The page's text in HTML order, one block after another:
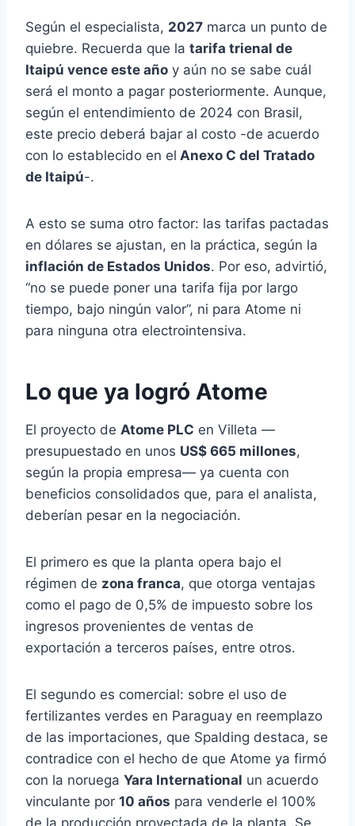
Según el especialista, 2027 marca un punto de
quiebre. Recuerda que la tarifa trienal de
Itaipú vence este año y aún no se sabe cuál
será el monto a pagar posteriormente. Aunque,
según el entendimiento de 2024 con Brasil,
este precio deberá bajar al costo -de acuerdo
con lo establecido en el Anexo C del Tratado
de Itaipú-.
A esto se suma otro factor: las tarifas pactadas
en dólares se ajustan, en la práctica, según la
inflación de Estados Unidos. Por eso, advirtió,
“no se puede poner una tarifa fija por largo
tiempo, bajo ningún valor”, ni para Atome ni
para ninguna otra electrointensiva.
Lo que ya logró Atome
El proyecto de Atome PLC en Villeta —
presupuestado en unos US$ 665 millones,
según la propia empresa— ya cuenta con
beneficios consolidados que, para el analista,
deberían pesar en la negociación.
El primero es que la planta opera bajo el
régimen de zona franca, que otorga ventajas
como el pago de 0,5% de impuesto sobre los
ingresos provenientes de ventas de
exportación a terceros países, entre otros.
El segundo es comercial: sobre el uso de
fertilizantes verdes en Paraguay en reemplazo
de las importaciones, que Spalding destaca, se
contradice con el hecho de que Atome ya firmó
con la noruega Yara International un acuerdo
vinculante por 10 años para venderle el 100%
de la producción proyectada de la planta. Se